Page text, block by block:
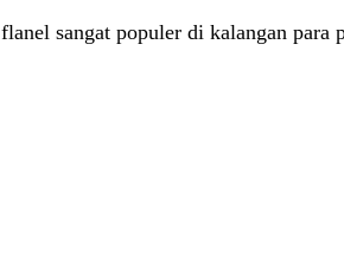
sangat populer di kalangan